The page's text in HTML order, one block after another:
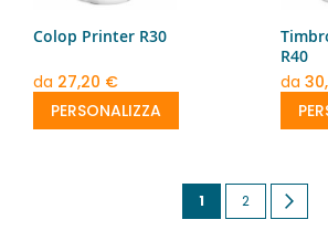
Colop Printer R30
da 27,20 €
PERSONALIZZA
R40
da
Pagina
Attualmente
1 Pagina
2